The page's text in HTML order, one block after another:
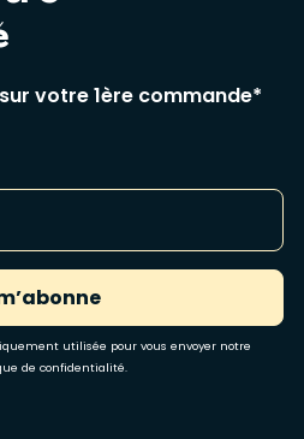
votre 1ère commande*
utilisée pour vous envoyer notre
de confidentialité.